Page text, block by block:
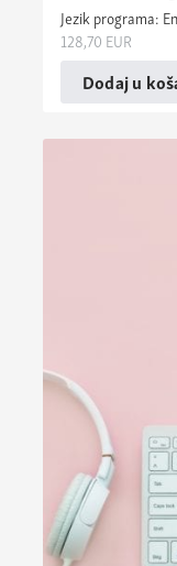
Jezik programa:
128,70 EUR
Dodaj u